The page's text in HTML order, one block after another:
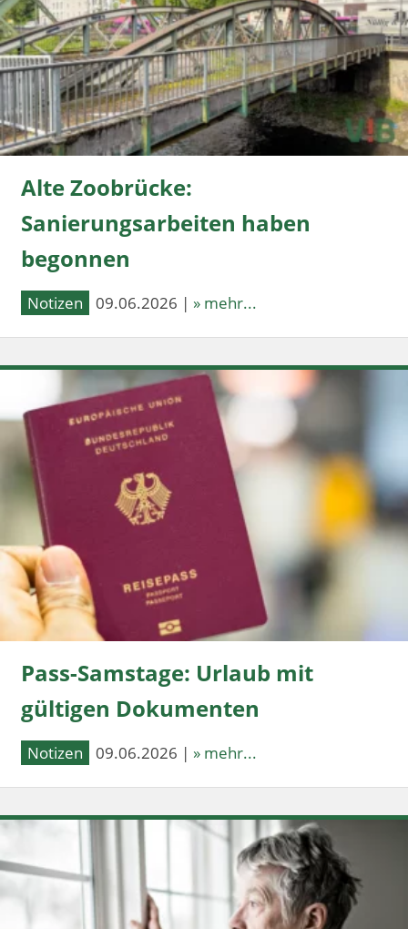
Alte Zoobrücke:
Sanierungsarbeiten haben
begonnen
Notizen 09.06.2026 | » mehr...
Pass-Samstage: Urlaub mit
gültigen Dokumenten
Notizen 09.06.2026 | » mehr...